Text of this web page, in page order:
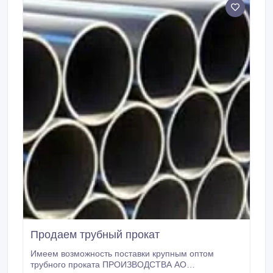
фотоаппараты.
Продаем трубный прокат
Имеем возможность поставки крупным оптом
трубного проката ПРОИЗВОДСТВА АО